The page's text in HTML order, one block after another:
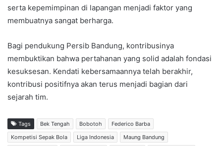
serta kepemimpinan di lapangan menjadi faktor yang
membuatnya sangat berharga.
Bagi pendukung Persib Bandung, kontribusinya
membuktikan bahwa pertahanan yang solid adalah fondasi
kesuksesan. Kendati kebersamaannya telah berakhir,
kontribusi positifnya akan terus menjadi bagian dari
sejarah tim.
Tags Bek Tengah Bobotoh
Federico Barba
Kompetisi Sepak Bola
Liga Indonesia
Maung Bandung